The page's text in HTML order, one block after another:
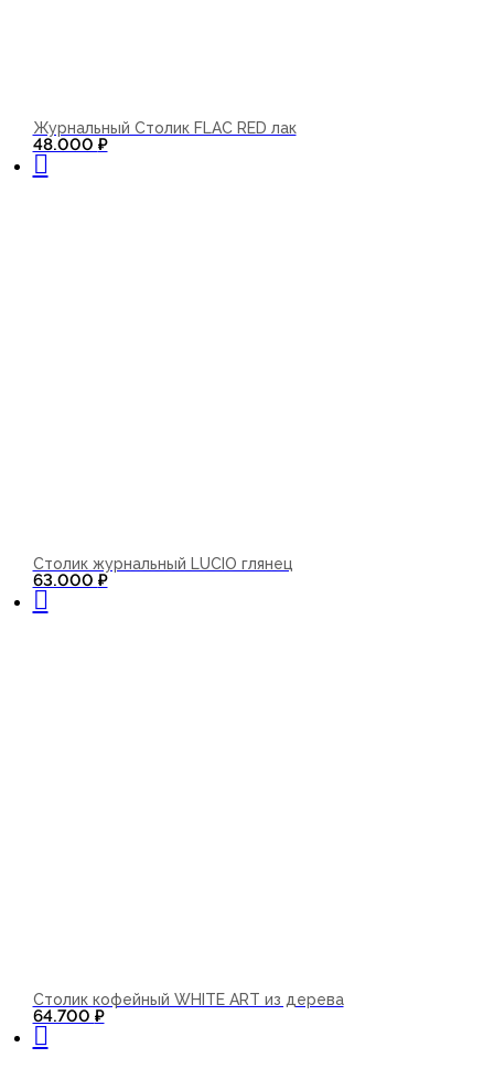
Журнальный Столик FLAC RED лак
48.000 ₽
Столик журнальный LUCIO глянец
63.000 ₽
Столик кофейный WHITE ART из дерева
64.700 ₽